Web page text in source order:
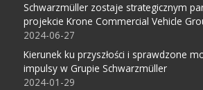
Schwarzmüller zostaje strategicznym
projekcie Krone Commercial Vehicle
2024-06-27
Kierunek ku przyszłości i sprawdzone
impulsy w Grupie Schwarzmüller
2024-01-29